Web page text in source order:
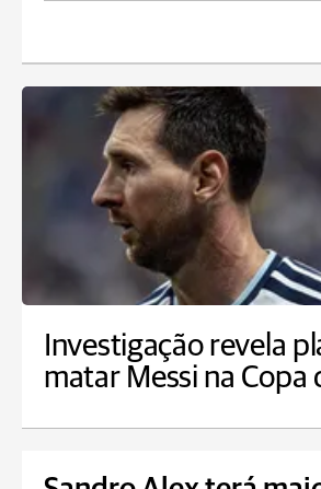
Investigação revela
matar Messi na Copa